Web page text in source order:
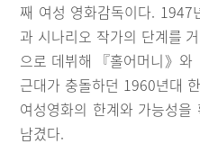
째 여성 영화감독이다. 1947
과 시나리오 작가의 단계를
으로 데뷔해 『홀어머니》
근대가 충돌하던 1960년대
여성영화의 한계와 가능성
남겼다.